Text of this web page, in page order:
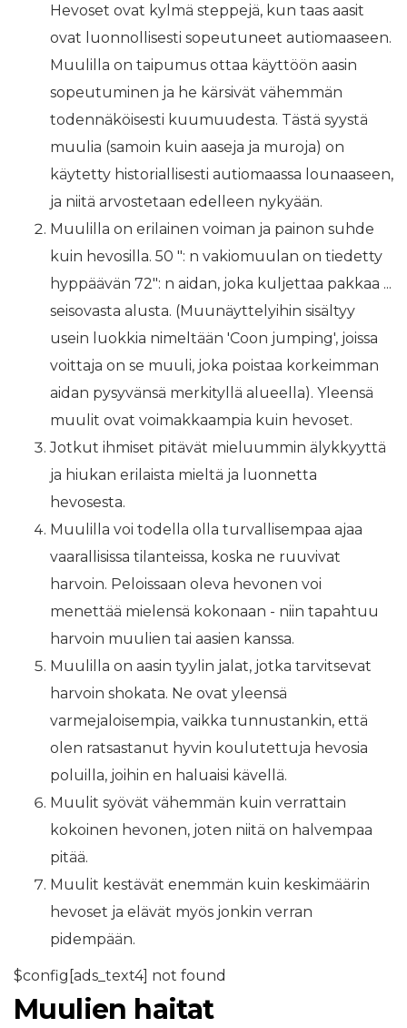
Hevoset ovat kylmä steppejä, kun taas aasit
ovat luonnollisesti sopeutuneet autiomaaseen.
Muulilla on taipumus ottaa käyttöön aasin
sopeutuminen ja he kärsivät vähemmän
todennäköisesti kuumuudesta. Tästä syystä
muulia (samoin kuin aaseja ja muroja) on
käytetty historiallisesti autiomaassa lounaaseen,
ja niitä arvostetaan edelleen nykyään.
Muulilla on erilainen voiman ja painon suhde
kuin hevosilla. 50 ": n vakiomuulan on tiedetty
hyppäävän 72": n aidan, joka kuljettaa pakkaa ...
seisovasta alusta. (Muunäyttelyihin sisältyy
usein luokkia nimeltään 'Coon jumping', joissa
voittaja on se muuli, joka poistaa korkeimman
aidan pysyvänsä merkityllä alueella). Yleensä
muulit ovat voimakkaampia kuin hevoset.
Jotkut ihmiset pitävät mieluummin älykkyyttä
ja hiukan erilaista mieltä ja luonnetta
hevosesta.
Muulilla voi todella olla turvallisempaa ajaa
vaarallisissa tilanteissa, koska ne ruuvivat
harvoin. Peloissaan oleva hevonen voi
menettää mielensä kokonaan - niin tapahtuu
harvoin muulien tai aasien kanssa.
Muulilla on aasin tyylin jalat, jotka tarvitsevat
harvoin shokata. Ne ovat yleensä
varmejaloisempia, vaikka tunnustankin, että
olen ratsastanut hyvin koulutettuja hevosia
poluilla, joihin en haluaisi kävellä.
Muulit syövät vähemmän kuin verrattain
kokoinen hevonen, joten niitä on halvempaa
pitää.
Muulit kestävät enemmän kuin keskimäärin
hevoset ja elävät myös jonkin verran
pidempään.
$config[ads_text4] not found
Muulien haitat